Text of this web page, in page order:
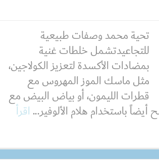
تحية محمد وصفات طبيعية
للتجاعيدتشمل خلطات غنية
بمضادات الأكسدة لتعزيز الكولاجين،
مثل ماسك الموز المهروس مع
قطرات الليمون، أو بياض البيض مع
باستخدام هلام الألوفير...اقرأ